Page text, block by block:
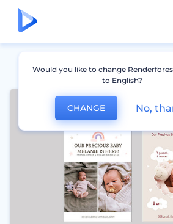
Would you like to change
to English?
CHANGE No,